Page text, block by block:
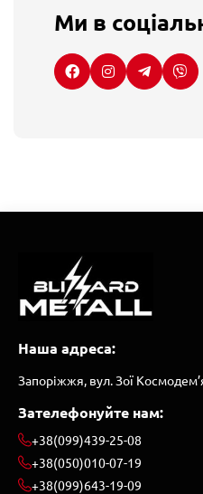
Ми в
Наша адреса:
Запоріжжя, вул. Зої
Зателефонуйте нам:
+38(099)439-25-08
+38(050)010-07-19
+38(099)643-19-09